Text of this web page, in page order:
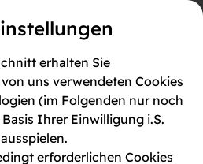
Registrieren
TreffsFAQs
erhalten Sie
uns verwendeten Cookies
(im Folgenden nur noch
Ihrer Einwilligung i.S.
erforderlichen Cookies